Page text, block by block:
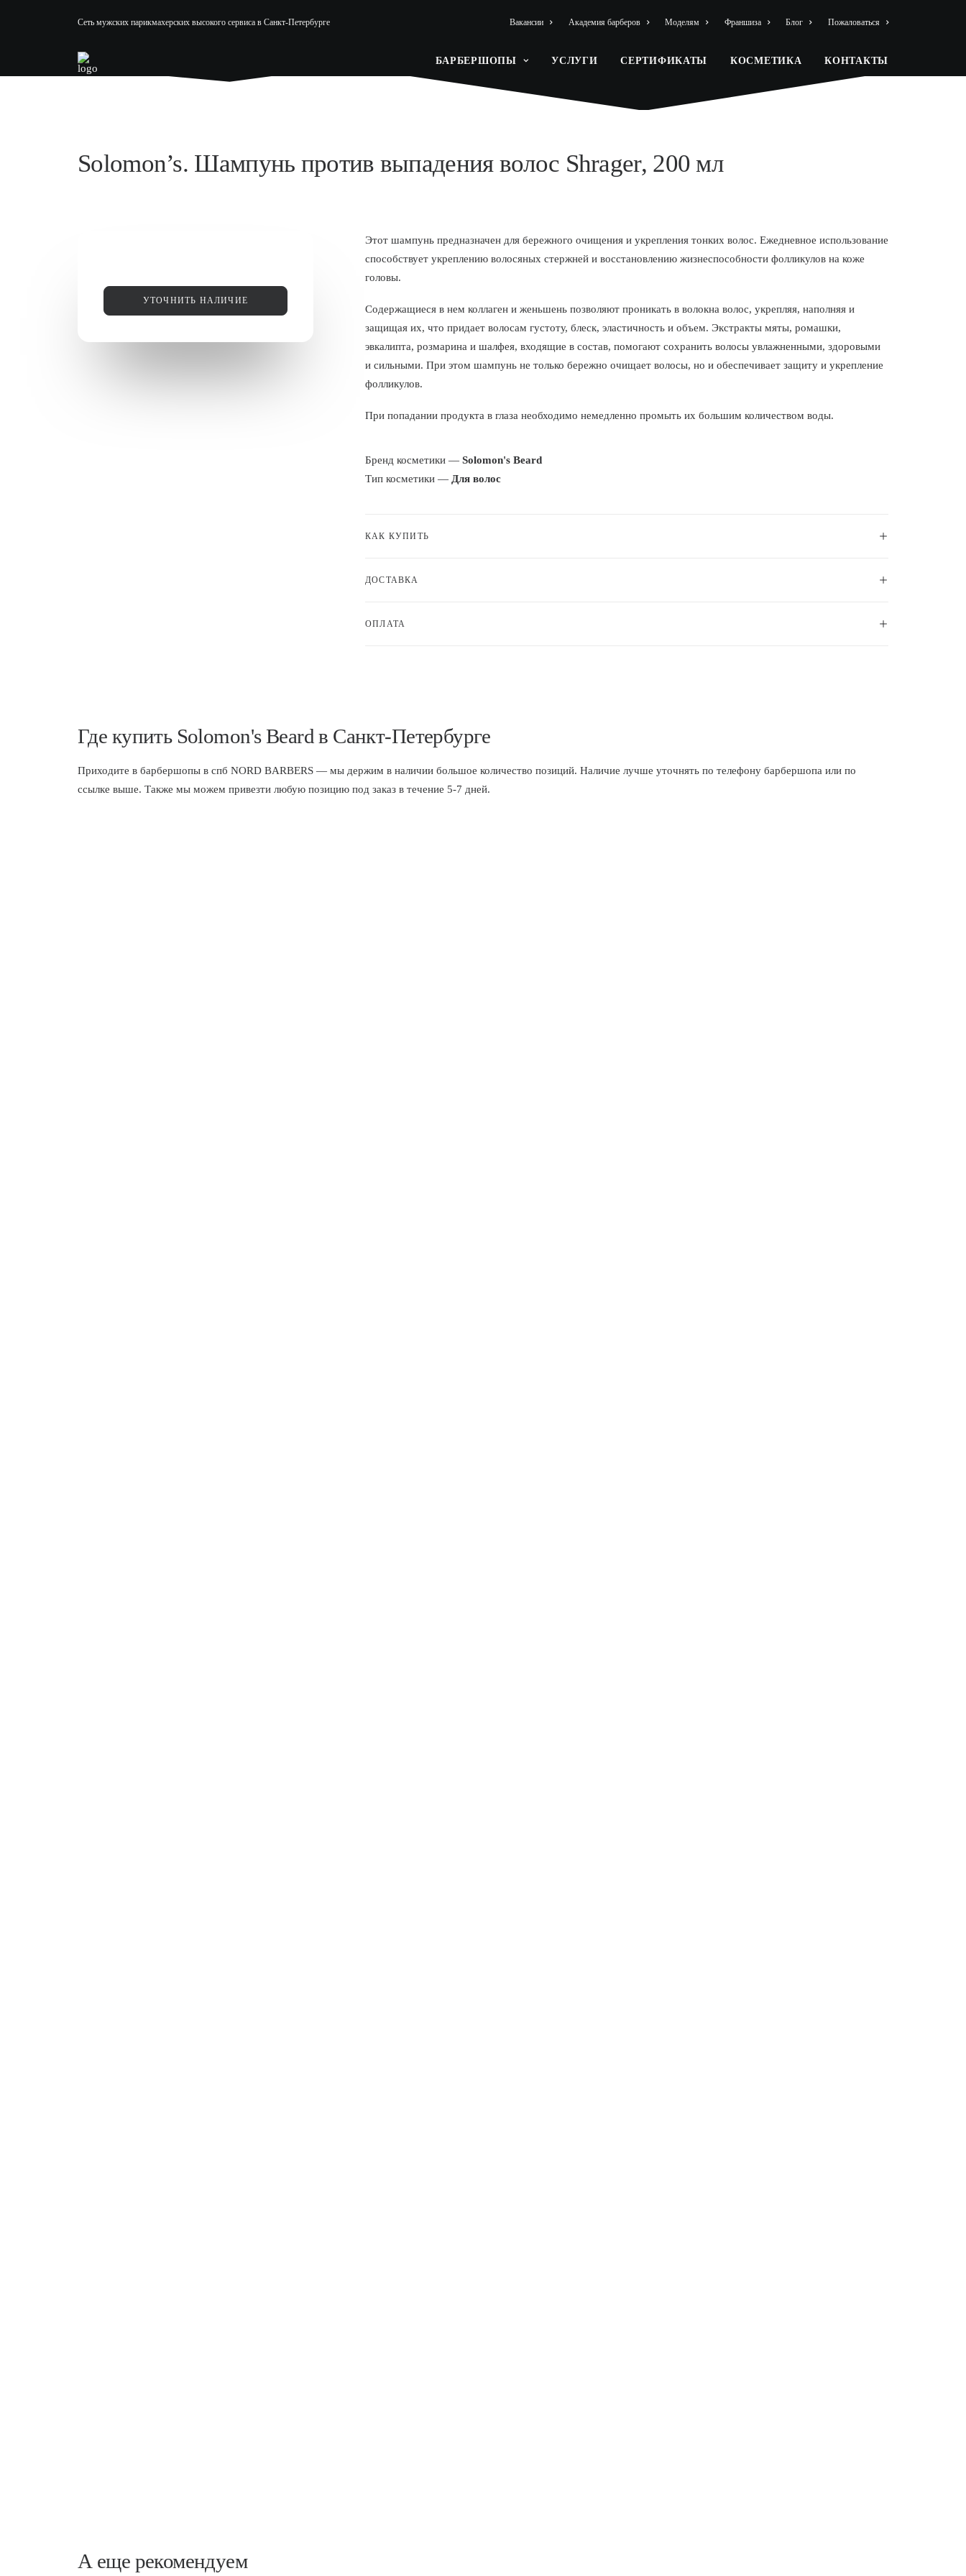
Сеть мужских парикмахерских высокого сервиса в Санкт-Петербурге Вакансии Академия барберов Моделям Франшиза Блог Пожаловаться
БАРБЕРШОПЫ УСЛУГИ СЕРТИФИКАТЫ КОСМЕТИКА КОНТАКТЫ
Solomon’s. Шампунь против выпадения волос Shrager, 200 мл
УТОЧНИТЬ НАЛИЧИЕ
Этот шампунь предназначен для бережного очищения и укрепления тонких волос. Ежедневное использование
способствует укреплению волосяных стержней и восстановлению жизнеспособности фолликулов на коже
головы.
Содержащиеся в нем коллаген и женьшень позволяют проникать в волокна волос, укрепляя, наполняя и
защищая их, что придает волосам гуcтоту, блеск, эластичность и объем. Экстракты мяты, ромашки,
эвкалипта, розмарина и шалфея, входящие в состав, помогают сохранить волосы увлажненными, здоровыми
и сильными. При этом шампунь не только бережно очищает волосы, но и обеспечивает защиту и укрепление
фолликулов.
При попадании продукта в глаза необходимо немедленно промыть их большим количеством воды.
Бренд косметики — Solomon's Beard
Тип косметики — Для волос
КАК КУПИТЬ
ДОСТАВКА
ОПЛАТА
Где купить Solomon's Beard в Санкт-Петербурге
Приходите в барбершопы в спб NORD BARBERS — мы держим в наличии большое количество позиций. Наличие лучше уточнять по телефону барбершопа или по
ссылке выше. Также мы можем привезти любую позицию под заказ в течение 5-7 дней.
А еще рекомендуем